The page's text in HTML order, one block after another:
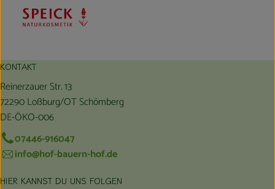
KONTAKT
Reinerzauer Str. 13
72290 Loßburg/OT Schömberg
DE-ÖKO-006
07446-916047
info@hof-bauern-hof.de
HIER KANNST DU UNS FOLGEN